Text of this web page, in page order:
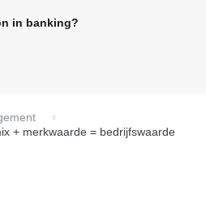
in banking?
+ merkwaarde = bedrijfswaarde